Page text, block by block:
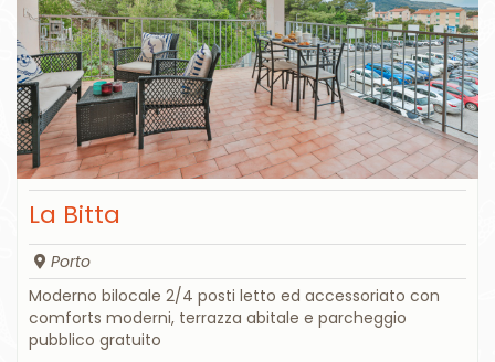
La Bitta
Porto
Moderno bilocale 2/4 posti letto ed accessoriato con
comforts moderni, terrazza abitale e parcheggio
pubblico gratuito